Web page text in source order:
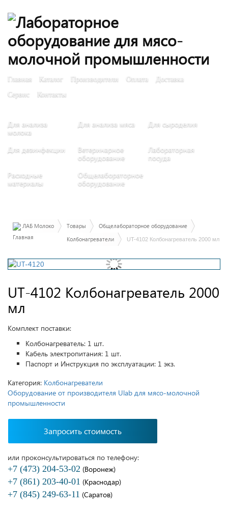
Главная Каталог Производители Оплата
Доставка
Сервис
Контакты
Для анализа
молока
Для анализа мяса Для сыроделия
Для дезинфекции
Ветеринарное
оборудование
Лабораторная
посуда
Расходные
материалы
Общелабораторное
оборудование
ЛАБ Молоко Товары
Общелабораторное оборудование
Колбонагреватели
UT-4102 Колбонагреватель 2000 мл
UT-4102 Колбонагреватель 2000
мл
Комплект поставки:
Колбонагреватель: 1 шт.
Кабель электропитания: 1 шт.
Паспорт и Инструкция по эксплуатации: 1 экз.
Категория: Колбонагреватели
Оборудование от производителя Ulab для мясо-молочной
промышленности
Запросить стоимость
или проконсультироваться по телефону:
+7 (473) 204-53-02 (Воронеж)
+7 (861) 203-40-01 (Краснодар)
+7 (845) 249-63-11 (Саратов)